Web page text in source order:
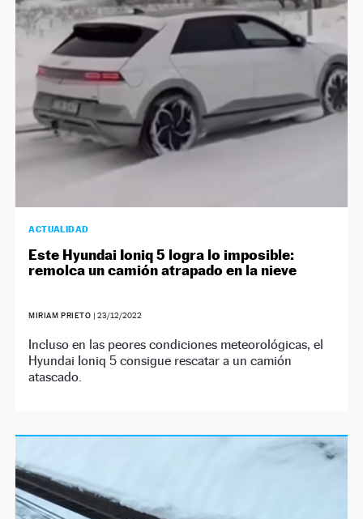
NEWSLETTER
SÍGUENOS
ACTUALIDAD
Este Hyundai Ioniq 5 logra lo imposible:
remolca un camión atrapado en la nieve
MIRIAM PRIETO | 23/12/2022
Incluso en las peores condiciones meteorológicas, el
Hyundai Ioniq 5 consigue rescatar a un camión
atascado.